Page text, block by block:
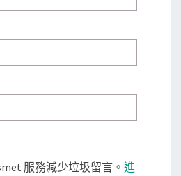
服務減少垃圾留言。 進